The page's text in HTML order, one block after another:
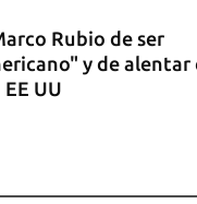
Rubio de ser
y de
UU